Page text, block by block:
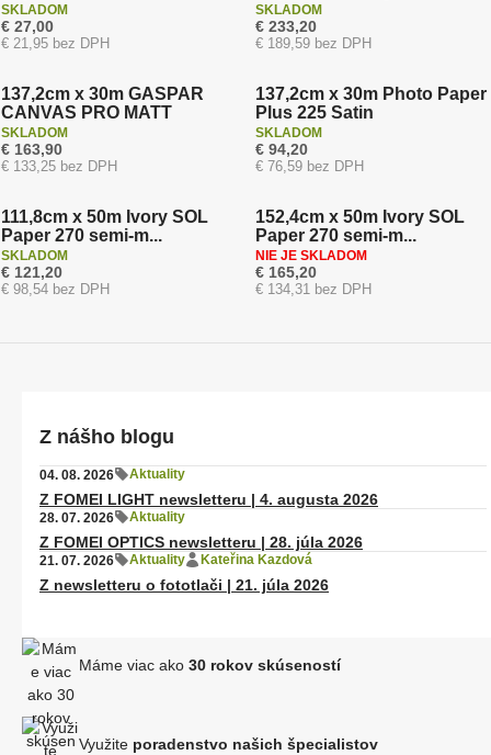
Máme viac ako 30 rokov skúseností
Využite poradenstvo našich špecialistov
€ 27,00
€ 21,95 bez DPH
SKLADOM
€ 233,20
€ 189,59 bez DPH
SKLADOM
Doprava zadarmo
Novinka
137,2cm x 30m GASPAR
CANVAS PRO MATT
€ 163,90
€ 133,25 bez DPH
SKLADOM
Novinka
137,2cm x 30m Photo Paper
Plus 225 Satin
€ 94,20
€ 76,59 bez DPH
SKLADOM
Doprava zadarmo
Novinka
111,8cm x 50m Ivory SOL
Paper 270 semi-m...
€ 121,20
€ 98,54 bez DPH
SKLADOM
Doprava zadarmo
Novinka
152,4cm x 50m Ivory SOL
Paper 270 semi-m...
€ 165,20
€ 134,31 bez DPH
NIE JE SKLADOM
Z nášho blogu
04. 08. 2026 Aktuality
Z FOMEI LIGHT newsletteru | 4. augusta 2026
28. 07. 2026 Aktuality
Z FOMEI OPTICS newsletteru | 28. júla 2026
21. 07. 2026 Aktuality Kateřina Kazdová
Z newsletteru o fototlači | 21. júla 2026